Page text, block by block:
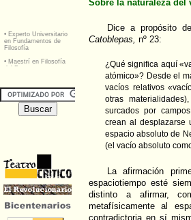
Sobre la naturaleza del
Dice a propósito
Catoblepas, nº 23:
¿Qué significa aquí
atómico»? Desde el
vacíos relativos
otras
surcados por
crean al desplazarse
espacio absoluto de
(el vacío absoluto
La afirmación
espaciotiempo esté
distinto a afirmar,
metafísicamente al
contradictoria en sí